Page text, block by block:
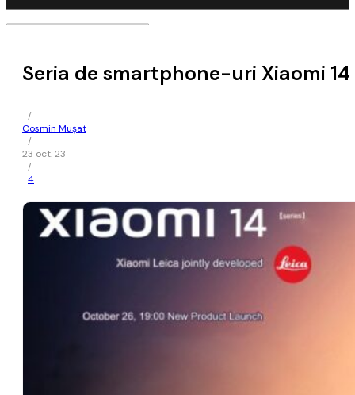
Seria de smartphone-uri Xiaomi
/
Cosmin Mușat
/
23 oct. 23
/
4